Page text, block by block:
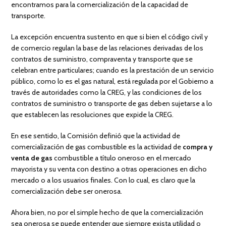
encontramos para la comercialización de la capacidad de
transporte.
La excepción encuentra sustento en que si bien el código civil y
de comercio regulan la base de las relaciones derivadas de los
contratos de suministro, compraventa y transporte que se
celebran entre particulares; cuando es la prestación de un servicio
público, como lo es el gas natural, está regulada por el Gobierno a
través de autoridades como la CREG, y las condiciones de los
contratos de suministro o transporte de gas deben sujetarse a lo
que establecen las resoluciones que expide la CREG.
En ese sentido, la Comisión definió que la actividad de
comercialización de gas combustible es la actividad de compra y
venta de gas combustible a título oneroso en el mercado
mayorista y su venta con destino a otras operaciones en dicho
mercado o a los usuarios finales. Con lo cual, es claro que la
comercialización debe ser onerosa.
Ahora bien, no por el simple hecho de que la comercialización
sea onerosa se puede entender que siempre exista utilidad o